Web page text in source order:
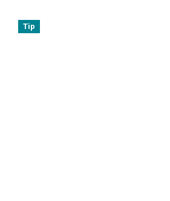
Tip